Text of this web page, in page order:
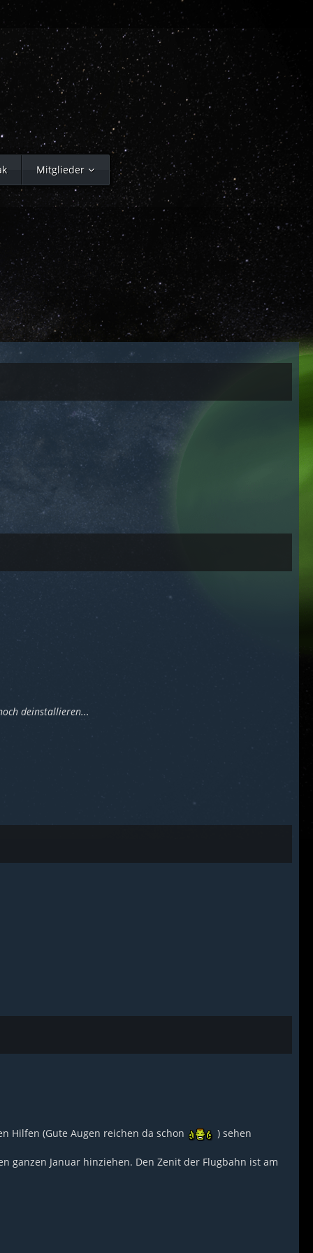
Mitglieder
deinstallieren...
Hilfen (Gute Augen reichen da schon ) sehen
ganzen Januar hinziehen. Den Zenit der Flugbahn ist am